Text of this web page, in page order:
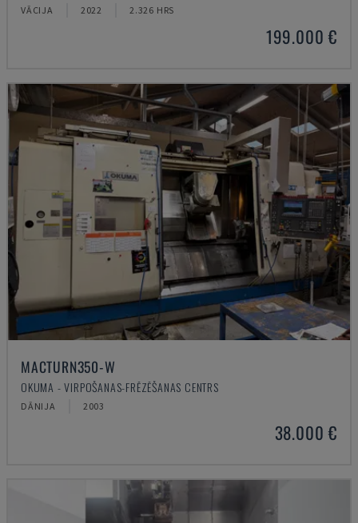
VĀCIJA 2022 2.326 HRS
199.000 €
MACTURN350-W
OKUMA - VIRPOŠANAS-FRĒZĒŠANAS CENTRS
DĀNIJA 2003
38.000 €